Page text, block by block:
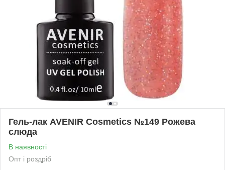
Гель-лак AVENIR Cosmetics №149 Рожева
слюда
В наявності
Опт і роздріб